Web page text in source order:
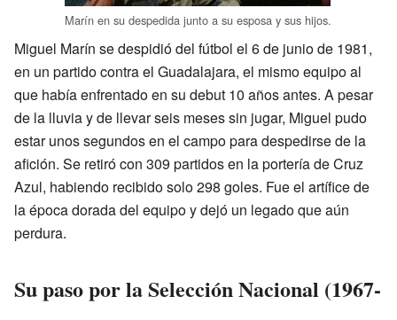
Marín en su despedida junto a su esposa y sus hijos.
Miguel Marín se despidió del fútbol el 6 de junio de 1981,
en un partido contra el Guadalajara, el mismo equipo al
que había enfrentado en su debut 10 años antes. A pesar
de la lluvia y de llevar seis meses sin jugar, Miguel pudo
estar unos segundos en el campo para despedirse de la
afición. Se retiró con 309 partidos en la portería de Cruz
Azul, habiendo recibido solo 298 goles. Fue el artífice de
la época dorada del equipo y dejó un legado que aún
perdura.
Su paso por la Selección Nacional (1967-